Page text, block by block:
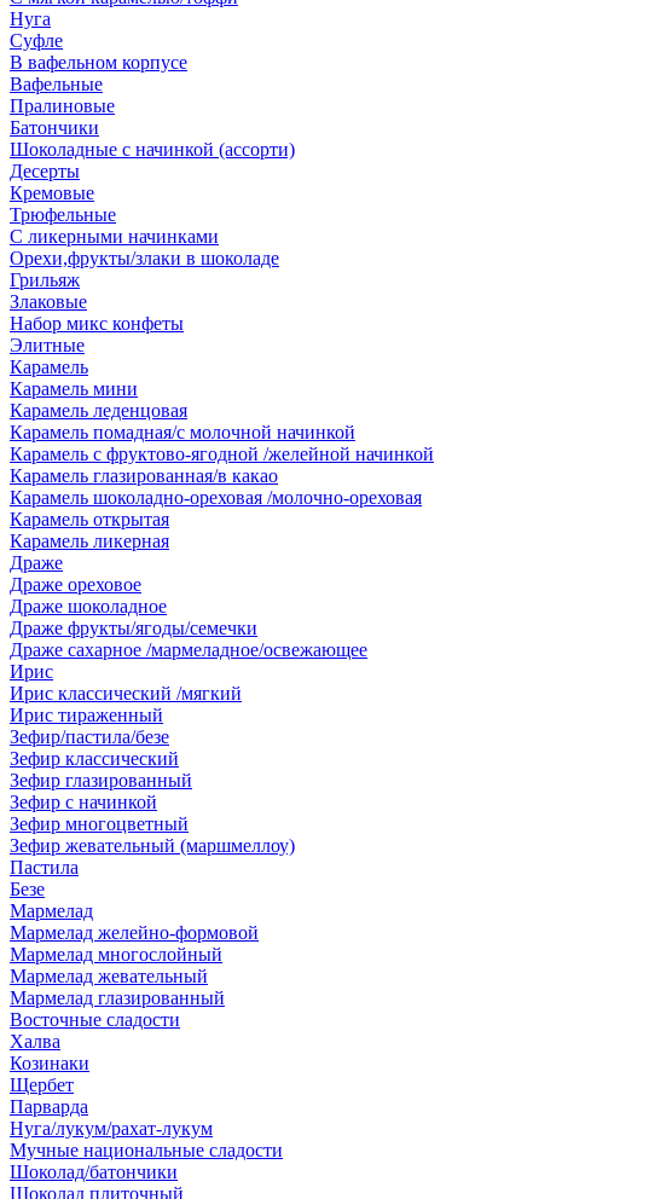
Нуга
Суфле
В вафельном корпусе
Вафельные
Пралиновые
Батончики
Шоколадные с начинкой (ассорти)
Десерты
Кремовые
Трюфельные
С ликерными начинками
Орехи,фрукты/злаки в шоколаде
Грильяж
Злаковые
Набор микс конфеты
Элитные
Карамель
Карамель мини
Карамель леденцовая
Карамель помадная/с молочной начинкой
Карамель с фруктово-ягодной /желейной начинкой
Карамель глазированная/в какао
Карамель шоколадно-ореховая /молочно-ореховая
Карамель открытая
Карамель ликерная
Драже
Драже ореховое
Драже шоколадное
Драже фрукты/ягоды/семечки
Драже сахарное /мармеладное/освежающее
Ирис
Ирис классический /мягкий
Ирис тираженный
Зефир/пастила/безе
Зефир классический
Зефир глазированный
Зефир с начинкой
Зефир многоцветный
Зефир жевательный (маршмеллоу)
Пастила
Безе
Мармелад
Мармелад желейно-формовой
Мармелад многослойный
Мармелад жевательный
Мармелад глазированный
Восточные сладости
Халва
Козинаки
Щербет
Парварда
Нуга/лукум/рахат-лукум
Мучные национальные сладости
Шоколад/батончики
Шоколад плиточный